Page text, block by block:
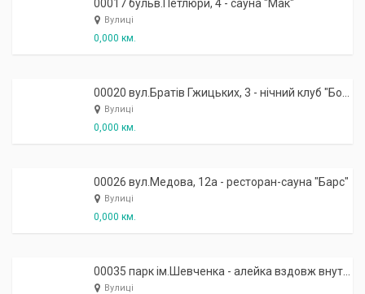
00017 бульв.Петлюри, 4 - сауна "Мак"
Вулиці
0,000 км.
Вулиці
0,000 км.
00026 вул.Медова, 12а - ресторан-сауна "Барс"
Вулиці
0,000 км.
Вулиці